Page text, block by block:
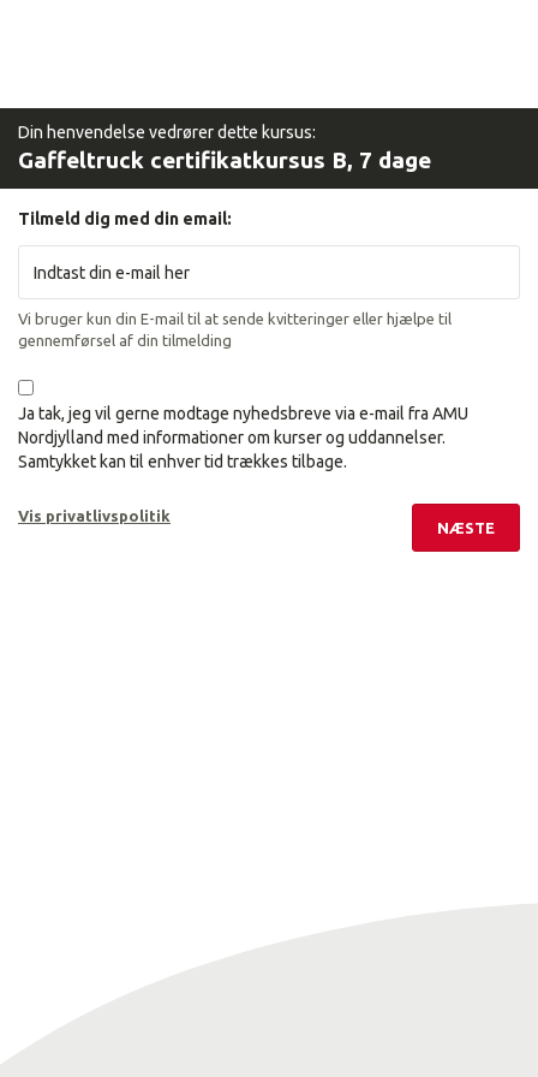
Din henvendelse vedrører dette kursus:
Gaffeltruck certifikatkursus B, 7 dage
Tilmeld dig med din email:
Vi bruger kun din E-mail til at sende kvitteringer eller hjælpe til
gennemførsel af din tilmelding
Ja tak, jeg vil gerne modtage nyhedsbreve via e-mail fra AMU
Nordjylland med informationer om kurser og uddannelser.
Samtykket kan til enhver tid trækkes tilbage.
Vis privatlivspolitik